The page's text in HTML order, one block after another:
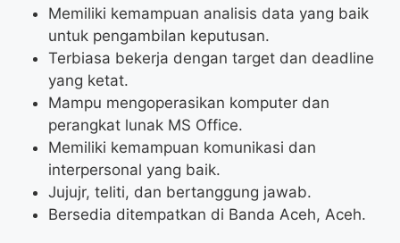
Memiliki kemampuan analisis data yang baik
untuk pengambilan keputusan.
Terbiasa bekerja dengan target dan deadline
yang ketat.
Mampu mengoperasikan komputer dan
perangkat lunak MS Office.
Memiliki kemampuan komunikasi dan
interpersonal yang baik.
Jujujr, teliti, dan bertanggung jawab.
Bersedia ditempatkan di Banda Aceh, Aceh.